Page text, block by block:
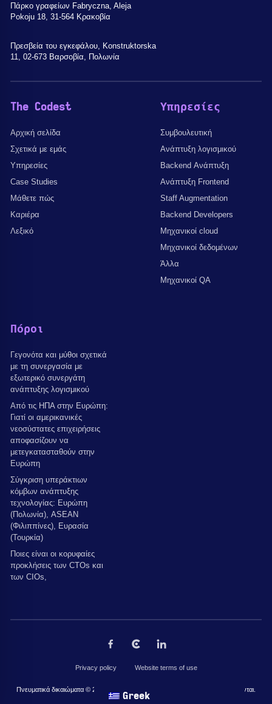
Πάρκο γραφείων Fabryczna, Aleja
Pokoju 18, 31-564 Κρακοβία
Πρεσβεία του εγκεφάλου, Konstruktorska
11, 02-673 Βαρσοβία, Πολωνία
The Codest
Αρχική σελίδα
Σχετικά με εμάς
Υπηρεσίες
Case Studies
Μάθετε πώς
Καριέρα
Λεξικό
Υπηρεσίες
Συμβουλευτική
Ανάπτυξη λογισμικού
Backend Ανάπτυξη
Ανάπτυξη Frontend
Staff Augmentation
Backend Developers
Μηχανικοί cloud
Μηχανικοί δεδομένων
Άλλα
Μηχανικοί QA
Πόροι
Γεγονότα και μύθοι σχετικά
με τη συνεργασία με
εξωτερικό συνεργάτη
ανάπτυξης λογισμικού
Από τις ΗΠΑ στην Ευρώπη:
Γιατί οι αμερικανικές
νεοσύστατες επιχειρήσεις
αποφασίζουν να
μετεγκατασταθούν στην
Ευρώπη
Σύγκριση υπεράκτιων
κόμβων ανάπτυξης
τεχνολογίας: Ευρώπη
(Πολωνία), ASEAN
(Φιλιππίνες), Ευρασία
(Τουρκία)
Ποιες είναι οι κορυφαίες
προκλήσεις των CTOs και
των CIOs,
Privacy policy Website terms of use
Πνευματικά δικαιώματα © 2026 από The Codest. Όλα τα δικαιώματα διατηρούνται.
Greek